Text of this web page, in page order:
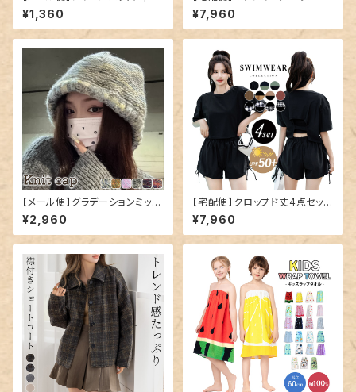
d-002
¥1,360
ース／hys1768
¥7,960
【メール便】グラデーションミック
スカラーニット帽／hat300
¥2,960
【宅配便】クロップド丈4点セット
水着／hys2851
¥7,960